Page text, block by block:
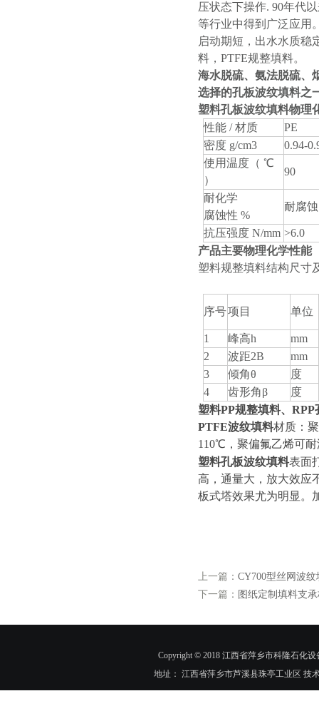
压状态下操作. 90年代
等行业中得到广泛应用
启动期短，出水水质稳
料，PTFE规整填料。
海水脱硫、氨法脱硫、
选择的孔板波纹填料之
塑料孔板波纹填料物理
性能 / 材质
PE
密度 g/cm3
0.94-
使用温度（ ℃
）
90
耐化学
腐蚀性 %
耐腐蚀
抗压强度 N/mm >6.0
产品主要物理化学性能
塑料规整填料结构尺寸
序号项目 单位
1 峰高h
mm
2
波距2B
mm
3
倾角θ
度
4
齿形角β
度
塑料PP规整填料、
PTFE波纹填料材质：
110℃，聚偏氟乙烯可
塑料孔板波纹填料表面
高，通量大，放大效应
板式塔效果尤为明显。
上一篇： CY700型丝网波
下一篇： 图纸定制填料支
Copyright © 2018 江西省萍乡市科隆石化
地址： 江西省萍乡市芦溪县珠亭工业区 技